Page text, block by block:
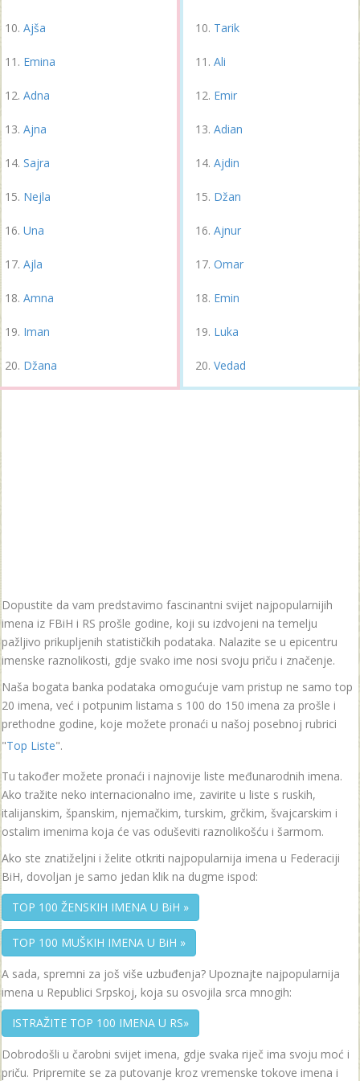
Ajša
Emina
Adna
Ajna
Sajra
Nejla
Una
Ajla
Amna
Iman
Džana
Tarik
Ali
Emir
Adian
Ajdin
Džan
Ajnur
Omar
Emin
Luka
Vedad
Dopustite da vam predstavimo fascinantni svijet najpopularnijih
imena iz FBiH i RS prošle godine, koji su izdvojeni na temelju
pažljivo prikupljenih statističkih podataka. Nalazite se u epicentru
imenske raznolikosti, gdje svako ime nosi svoju priču i značenje.
Naša bogata banka podataka omogućuje vam pristup ne samo top
20 imena, već i potpunim listama s 100 do 150 imena za prošle i
prethodne godine, koje možete pronaći u našoj posebnoj rubrici
"Top Liste".
Tu također možete pronaći i najnovije liste međunarodnih imena.
Ako tražite neko internacionalno ime, zavirite u liste s ruskih,
italijanskim, španskim, njemačkim, turskim, grčkim, švajcarskim i
ostalim imenima koja će vas oduševiti raznolikošću i šarmom.
Ako ste znatiželjni i želite otkriti najpopularnija imena u Federaciji
BiH, dovoljan je samo jedan klik na dugme ispod:
TOP 100 ŽENSKIH IMENA U BiH »
TOP 100 MUŠKIH IMENA U BiH »
A sada, spremni za još više uzbuđenja? Upoznajte najpopularnija
imena u Republici Srpskoj, koja su osvojila srca mnogih:
ISTRAŽITE TOP 100 IMENA U RS»
Dobrodošli u čarobni svijet imena, gdje svaka riječ ima svoju moć i
priču. Pripremite se za putovanje kroz vremenske tokove imena i